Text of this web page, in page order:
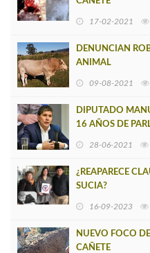
17-02-2021
DENUNCIAN
ANIMAL
09-08-2021
DIPUTADO
16 AÑOS DE
28-06-2021
¿REAPARECE
SUCIA?
16-09-2023
NUEVO FOCO
CAÑETE